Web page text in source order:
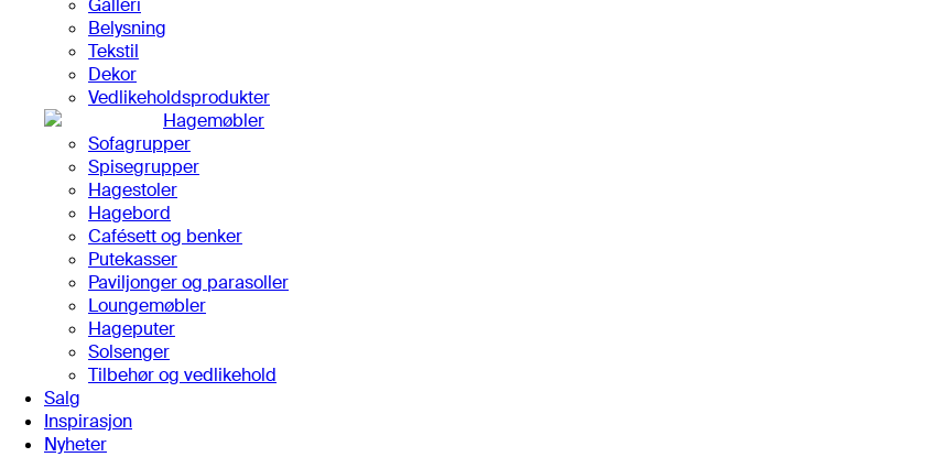
Galleri
Belysning
Tekstil
Dekor
Vedlikeholdsprodukter
Hagemøbler
Sofagrupper
Spisegrupper
Hagestoler
Hagebord
Cafésett og benker
Putekasser
Paviljonger og parasoller
Loungemøbler
Hageputer
Solsenger
Tilbehør og vedlikehold
Salg
Inspirasjon
Nyheter